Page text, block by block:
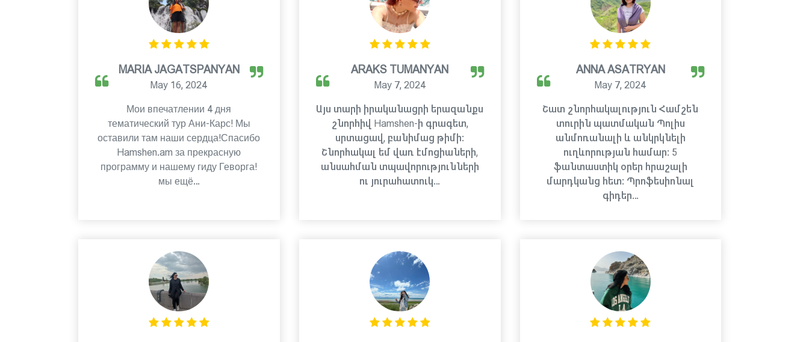
MARIA JAGATSPANYAN
May 16, 2024
Мои впечатлении 4 дня
тематический тур Ани-Карс! Мы
оставили там наши сердца!Спасибо
Hamshen.am за прекрасную
программу и нашему гиду Геворга!
мы ещё…
ARAKS TUMANYAN
May 7, 2024
Այս տարի իրականացրի երազանքս
շնորհիվ Hamshen-ի գրագետ,
սրտացավ, բանիմաց թիմի:
Շնորհակալ եմ վառ էմոցիաների,
անսահման տպավորությունների
ու յուրահատուկ…
ANNA ASATRYAN
May 7, 2024
Շատ շնորհակալություն Համշեն
տուրին պատմական Պոլիս
անմոռանալի և անկրկնելի
ուղևորության համար: 5
ֆանտաստիկ օրեր հրաշալի
մարդկանց հետ: Պրոֆեսիոնալ
գիդեր…